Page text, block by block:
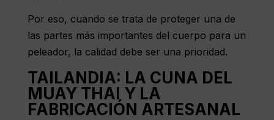
Por eso, cuando se trata de proteger una de
las partes más importantes del cuerpo para un
peleador, la calidad debe ser una prioridad.
TAILANDIA: LA CUNA DEL
MUAY THAI Y LA
FABRICACIÓN ARTESANAL